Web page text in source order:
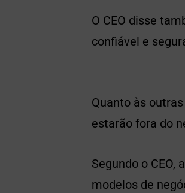
O CEO disse
confiável e
Quanto às
estarão fora do
Segundo o
modelos de